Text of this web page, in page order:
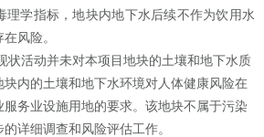
理学指标，地块内地下水后续不作为饮用水
风险。
状活动并未对本项目地块的土壤和地下水质
内的土壤和地下水环境对人体健康风险在
务业设施用地的要求。该地块不属于污染
详细调查和风险评估工作。